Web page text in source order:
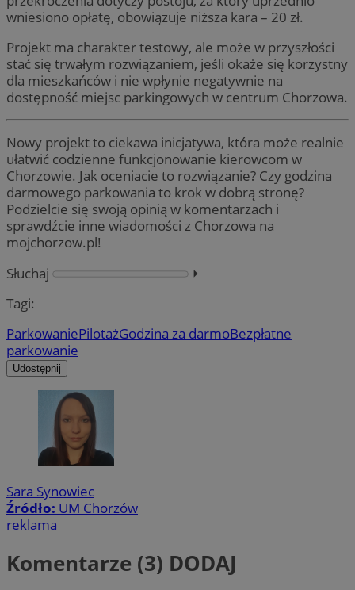
wniesiono opłatę, obowiązuje niższa kara – 20 zł.
Projekt ma charakter testowy, ale może w przyszłości
stać się trwałym rozwiązaniem, jeśli okaże się korzystny
dla mieszkańców i nie wpłynie negatywnie na
dostępność miejsc parkingowych w centrum Chorzowa.
Nowy projekt to ciekawa inicjatywa, która może realnie
ułatwić codzienne funkcjonowanie kierowcom w
Chorzowie. Jak oceniacie to rozwiązanie? Czy godzina
darmowego parkowania to krok w dobrą stronę?
Podzielcie się swoją opinią w komentarzach i
sprawdźcie inne wiadomości z Chorzowa na
mojchorzow.pl!
Słuchaj
⏵︎
Tagi:
ParkowaniePilotażGodzina za darmoBezpłatne
parkowanie
Udostępnij
Sara Synowiec
Źródło: UM Chorzów
reklama
Komentarze (3) DODAJ